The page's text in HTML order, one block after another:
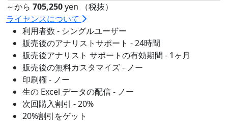
～から 705,250yen （税抜）
ライセンスについて
利用者数 - シングルユーザー
販売後のアナリストサポート - 24時間
販売後アナリスト サポートの有効期間 - 1ヶ月
販売後の無料カスタマイズ - ノー
印刷権 - ノー
生の Excel データの配信 - ノー
次回購入割引 - 20%
20%割引をゲット